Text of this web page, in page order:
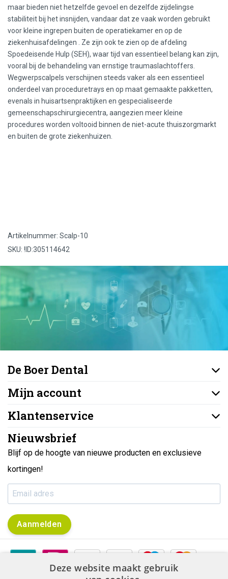
maar bieden niet hetzelfde gevoel en dezelfde zijdelingse
stabiliteit bij het insnijden, vandaar dat ze vaak worden gebruikt
voor kleine ingrepen buiten de operatiekamer en op de
ziekenhuisafdelingen . Ze zijn ook te zien op de afdeling
Spoedeisende Hulp (SEH), waar tijd van essentieel belang kan zijn,
vooral bij de behandeling van ernstige traumaslachtoffers.
Wegwerpscalpels verschijnen steeds vaker als een essentieel
onderdeel van proceduretrays en op maat gemaakte pakketten,
evenals in huisartsenpraktijken en gespecialiseerde
gemeenschapschirurgiecentra, aangezien meer kleine
procedures worden voltooid binnen de niet-acute thuiszorgmarkt
en buiten de grote ziekenhuizen.
Artikelnummer: Scalp-10
SKU: !ID:305114642
De Boer Dental
Mijn account
Klantenservice
Nieuwsbrief
Blijf op de hoogte van nieuwe producten en exclusieve
kortingen!
Aanmelden
Deze website maakt gebruik